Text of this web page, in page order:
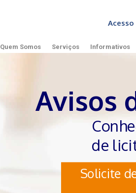
Quem Somos Serviços Informativos
Avisos
de
Solicite